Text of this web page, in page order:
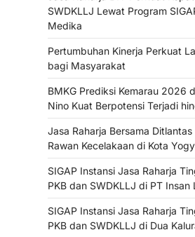
SWDKLLJ Lewat Program
Medika
Pertumbuhan Kinerja Perkuat
bagi Masyarakat
BMKG Prediksi Kemarau 2026
Nino Kuat Berpotensi Terjadi
Jasa Raharja Bersama
Rawan Kecelakaan di Kota
SIGAP Instansi Jasa Raharja
PKB dan SWDKLLJ di PT Insan
SIGAP Instansi Jasa Raharja
PKB dan SWDKLLJ di Dua